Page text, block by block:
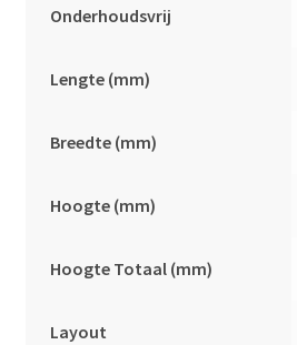
Onderhoudsvrij
Lengte (mm)
Breedte (mm)
Hoogte (mm)
Hoogte Totaal (mm)
Layout